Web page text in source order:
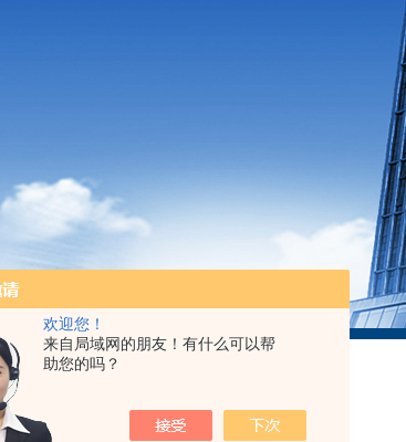
欢迎您！
来自局域网的朋友！有什么可以帮
助您的吗？